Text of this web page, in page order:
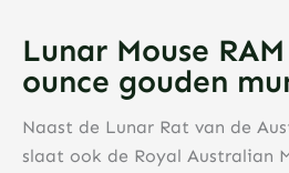
Lunar Mouse
ounce gouden
Naast de Lunar Rat van de
slaat ook de Royal Australian